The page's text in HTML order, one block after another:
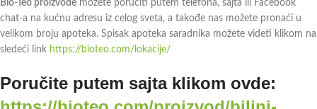
Bio-Teo proizvode možete poručiti putem telefona, sajta ili Facebook
chat-a na kućnu adresu iz celog sveta, a takođe nas možete pronaći u
velikom broju apoteka. Spisak apoteka saradnika možete videti klikom na
sledeći link https://bioteo.com/lokacije/
Poručite putem sajta klikom ovde: